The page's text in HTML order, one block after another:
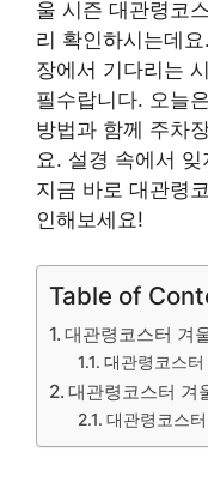
울 시즌 대관령코
리 확인하시는데
장에서 기다리는
필수랍니다. 오늘
방법과 함께 주차
요. 설경 속에서
지금 바로 대관령
인해보세요!
Table of
대관령코스터 겨
대관령코스
대관령코스터 겨
대관령코스